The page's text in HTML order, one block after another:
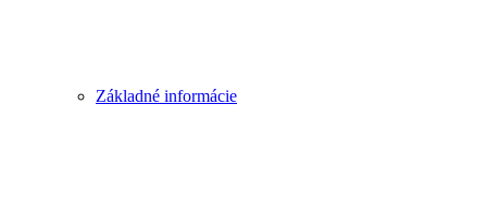
Základné informácie